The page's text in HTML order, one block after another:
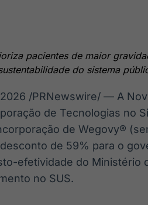
pacientes de maior
do sistema
/PRNewswire/ — A
de Tecnologias no
de Wegovy®
de 59% para o
efetividade do Ministério
no SUS.